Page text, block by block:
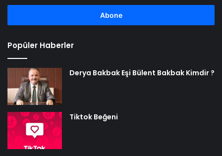
adresinizi
Popüler Haberler
Derya Bakbak Eşi Bülent Bakbak Kimdir ?
Tiktok Beğeni